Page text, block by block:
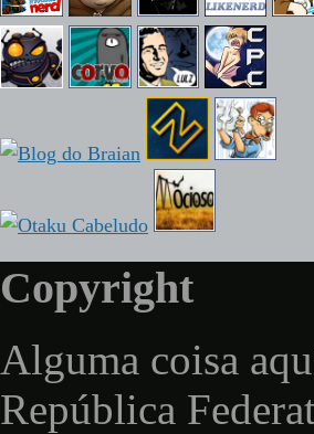
Copyright
Alguma coisa
República